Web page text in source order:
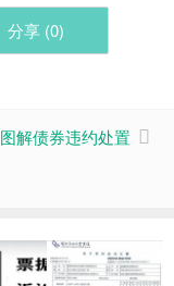
分享 (0)
图解债券违约处置